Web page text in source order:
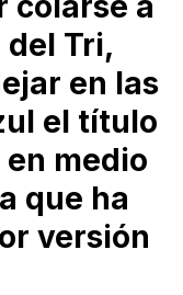
Tri,
en las
el título
medio
que ha
versión